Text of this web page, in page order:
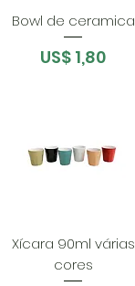
Bowl de ceramica
Preço
US$ 1,80
Xícara 90ml várias
cores